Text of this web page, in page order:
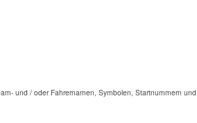
und / oder Fahrernamen, Symbolen, Startnummern